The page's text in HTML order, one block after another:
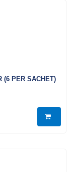
(6 PER SACHET)